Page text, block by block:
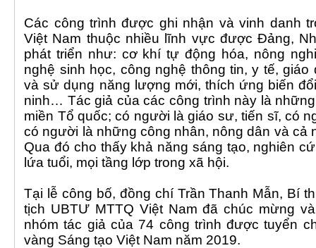
Các công trình được ghi nhận và vinh danh
Việt Nam thuộc nhiều lĩnh vực được Đảng,
phát triển như: cơ khí tự động hóa, nông
nghệ sinh học, công nghệ thông tin, y tế,
và sử dụng năng lượng mới, thích ứng biến
ninh… Tác giả của các công trình này là
miền Tổ quốc; có người là giáo sư, tiến sĩ, có
có người là những công nhân, nông dân và cả
Qua đó cho thấy khả năng sáng tạo, nghiên
lứa tuổi, mọi tầng lớp trong xã hội.
Tại lễ công bố, đồng chí Trần Thanh Mẫn, Bí
tịch UBTƯ MTTQ Việt Nam đã chúc mừng
nhóm tác giả của 74 công trình được tuyển
vàng Sáng tạo Việt Nam năm 2019.